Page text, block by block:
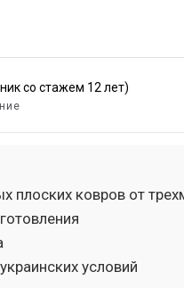
со стажем 12 лет)
плоских ковров от
условий